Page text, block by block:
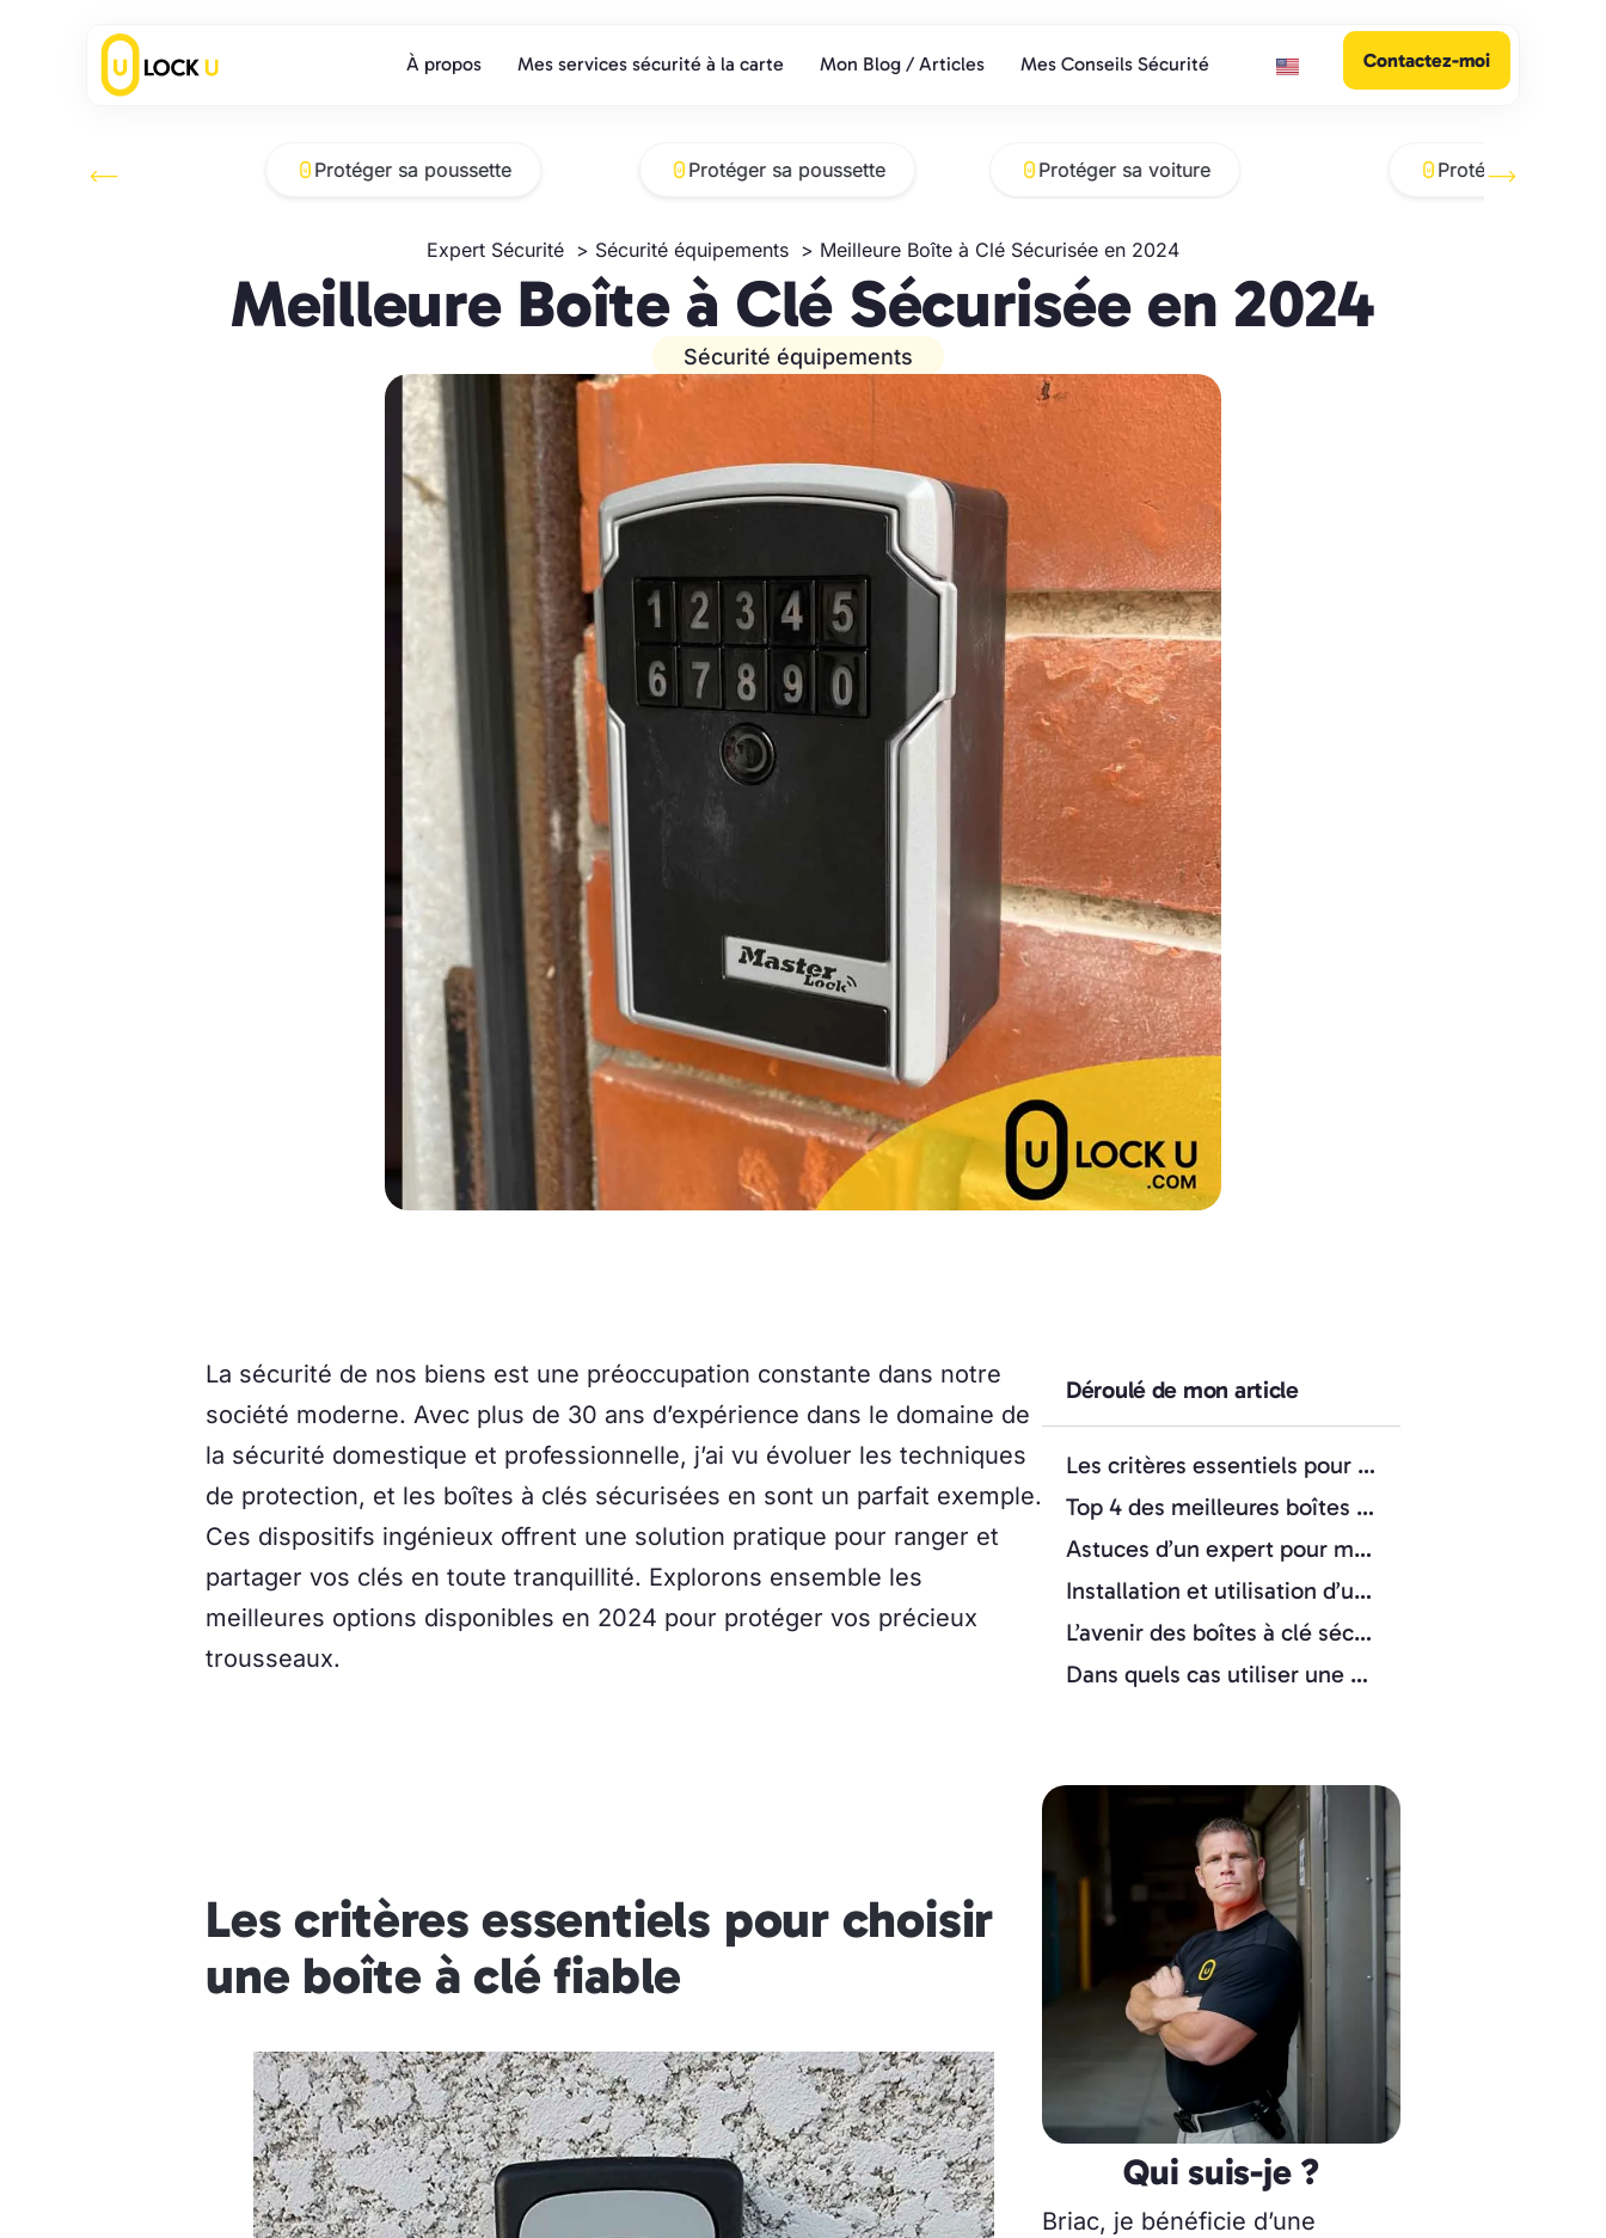
À propos Mes services sécurité à la carte Mon Blog / Articles Mes Conseils Sécurité Contactez-moi
Protéger sa poussette Protéger sa poussette Protéger sa voiture Protéger sa
Expert Sécurité Sécurité équipements Meilleure Boîte à Clé Sécurisée en 2024
Meilleure Boîte à Clé Sécurisée en 2024
Sécurité équipements
La sécurité de nos biens est une préoccupation constante dans notre
société moderne. Avec plus de 30 ans d’expérience dans le domaine de
la sécurité domestique et professionnelle, j’ai vu évoluer les techniques
de protection, et les boîtes à clés sécurisées en sont un parfait exemple.
Ces dispositifs ingénieux offrent une solution pratique pour ranger et
partager vos clés en toute tranquillité. Explorons ensemble les
meilleures options disponibles en 2024 pour protéger vos précieux
trousseaux.
Les critères essentiels pour choisir
une boîte à clé fiable
Déroulé de mon article
Les critères essentiels pour choisir une boîte à clé fiable
Top 4 des meilleures boîtes à clés sécurisées en 2024
Astuces d’un expert pour maximiser la sécurité de votre boîte à clé
Installation et utilisation d’une boîte à clefs
L’avenir des boîtes à clé sécurisées
Dans quels cas utiliser une boite à clés sécurisée au quotidien et professionel
Qui suis-je ?
Briac, je bénéficie d’une